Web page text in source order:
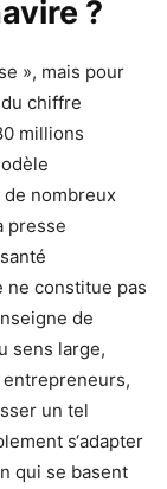
?
», mais pour
chiffre
millions
nombreux
presse
ne constitue pas
de
sens large,
entrepreneurs,
un tel
s‘adapter
qui se basent